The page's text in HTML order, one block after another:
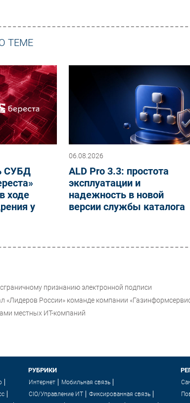
ТЕМЕ
СУБД
ходе
у
06.08.2026
ALD Pro 3.3: простота
эксплуатации и
надежность в новой
версии службы каталога
признанию электронной подписи
«Лидеров России» команде компании
местных ИТ-компаний
РУБРИКИ
Интернет
Мобильная связь
CIO/Управление ИТ
Фиксированная связь